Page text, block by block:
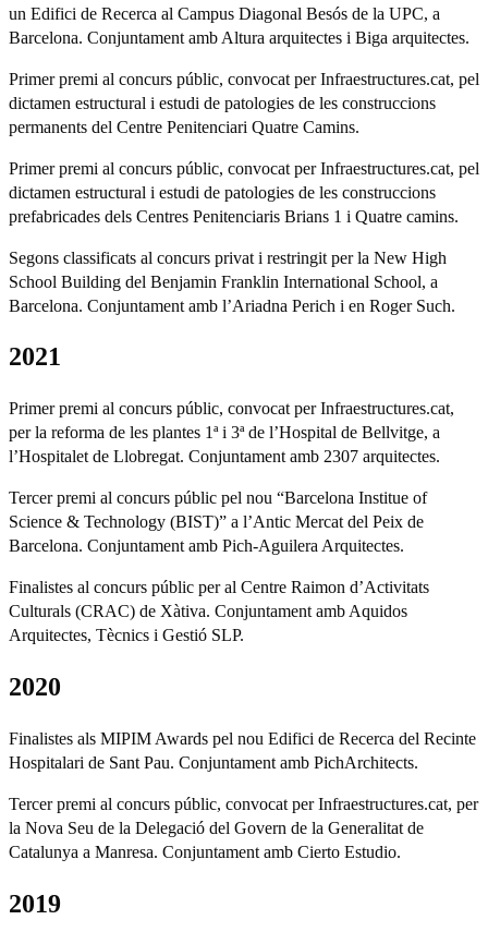
un Edifici de Recerca al Campus Diagonal Besós de la UPC, a
Barcelona. Conjuntament amb Altura arquitectes i Biga arquitectes.
Primer premi al concurs públic, convocat per Infraestructures.cat, pel
dictamen estructural i estudi de patologies de les construccions
permanents del Centre Penitenciari Quatre Camins.
Primer premi al concurs públic, convocat per Infraestructures.cat, pel
dictamen estructural i estudi de patologies de les construccions
prefabricades dels Centres Penitenciaris Brians 1 i Quatre camins.
Segons classificats al concurs privat i restringit per la New High
School Building del Benjamin Franklin International School, a
Barcelona. Conjuntament amb l’Ariadna Perich i en Roger Such.
2021
Primer premi al concurs públic, convocat per Infraestructures.cat,
per la reforma de les plantes 1ª i 3ª de l’Hospital de Bellvitge, a
l’Hospitalet de Llobregat. Conjuntament amb 2307 arquitectes.
Tercer premi al concurs públic pel nou “Barcelona Institue of
Science & Technology (BIST)” a l’Antic Mercat del Peix de
Barcelona. Conjuntament amb Pich-Aguilera Arquitectes.
Finalistes al concurs públic per al Centre Raimon d’Activitats
Culturals (CRAC) de Xàtiva. Conjuntament amb Aquidos
Arquitectes, Tècnics i Gestió SLP.
2020
Finalistes als MIPIM Awards pel nou Edifici de Recerca del Recinte
Hospitalari de Sant Pau. Conjuntament amb PichArchitects.
Tercer premi al concurs públic, convocat per Infraestructures.cat, per
la Nova Seu de la Delegació del Govern de la Generalitat de
Catalunya a Manresa. Conjuntament amb Cierto Estudio.
2019